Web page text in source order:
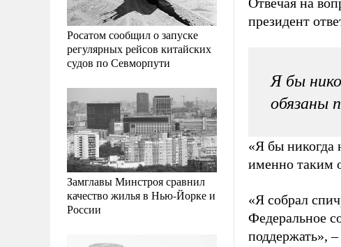
Росатом сообщил о запуске
регулярных рейсов китайских
судов по Севморпути
Замглавы Минстроя сравнил
качество жилья в Нью-Йорке и
России
президент
Я бы
обязаны
«Я бы никогда
именно таким
«Я собрал
Федеральное
поддержать»,